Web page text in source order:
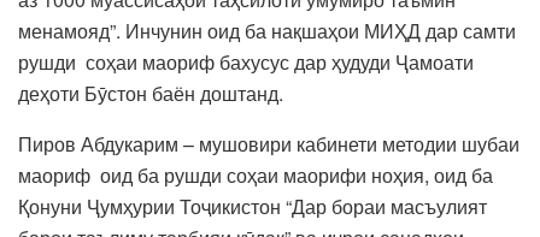
менамояд”. Инчунин оид ба нақшаҳои МИҲД дар самти
рушди соҳаи маориф бахусус дар ҳудуди Ҷамоати
деҳоти Бӯстон баён доштанд.
Пиров Абдукарим – мушовири кабинети методии шубаи
маориф оид ба рушди соҳаи маорифи ноҳия, оид ба
Қонуни Ҷумҳурии Тоҷикистон “Дар бораи масъулият